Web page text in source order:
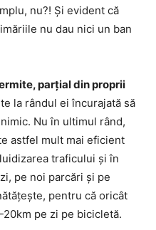
nu?! Și evident că
nu dau nici un ban
parțial din proprii
la rândul ei încurajată să
Nu în ultimul rând,
astfel mult mai eficient
traficului și în
pe noi parcări și pe
pentru că oricât
pe zi pe bicicletă.